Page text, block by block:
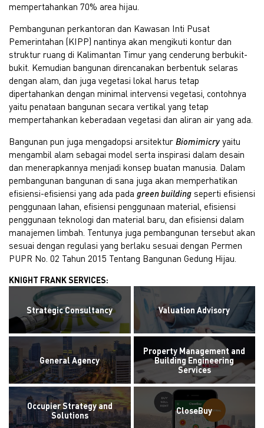
mempertahankan 70% area hijau.
Pembangunan perkantoran dan Kawasan Inti Pusat
Pemerintahan (KIPP) nantinya akan mengikuti kontur dan
struktur ruang di Kalimantan Timur yang cenderung berbukit-
bukit. Kemudian bangunan direncanakan berbentuk selaras
dengan alam, dan juga vegetasi lokal harus tetap
dipertahankan dengan minimal intervensi vegetasi, contohnya
yaitu penataan bangunan secara vertikal yang tetap
mempertahankan keberadaan vegetasi dan aliran air yang ada.
Bangunan pun juga mengadopsi arsitektur Biomimicryyaitu
mengambil alam sebagai model serta inspirasi dalam desain
dan menerapkannya menjadi konsep buatan manusia. Dalam
pembangunan bangunan di sana juga akan memperhatikan
efisiensi-efisiensi yang ada pada green building seperti efisiensi
penggunaan lahan, efisiensi penggunaan material, efisiensi
penggunaan teknologi dan material baru, dan efisiensi dalam
manajemen limbah. Tentunya juga pembangunan tersebut akan
sesuai dengan regulasi yang berlaku sesuai dengan Permen
PUPR No. 02 Tahun 2015 Tentang Bangunan Gedung Hijau.
KNIGHT FRANK SERVICES:
Strategic Consultancy Valuation Advisory
General Agency
Property Management and
Building Engineering
Services
Occupier Strategy and
Solutions
CloseBuy